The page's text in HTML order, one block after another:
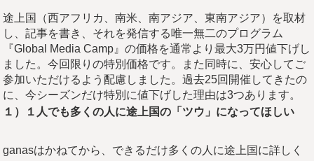
途上国（西アフリカ、南米、南アジア、東南アジア）を取材
し、記事を書き、それを発信する唯一無二のプログラム
『Global Media Camp』の価格を通常より最大3万円値下げし
ました。今回限りの特別価格です。また同時に、安心してご
参加いただけるよう配慮しました。過去25回開催してきたの
に、今シーズンだけ特別に値下げした理由は3つあります。
１）１人でも多くの人に途上国の「ツウ」になってほしい
ganasはかねてから、できるだけ多くの人に途上国に詳しく